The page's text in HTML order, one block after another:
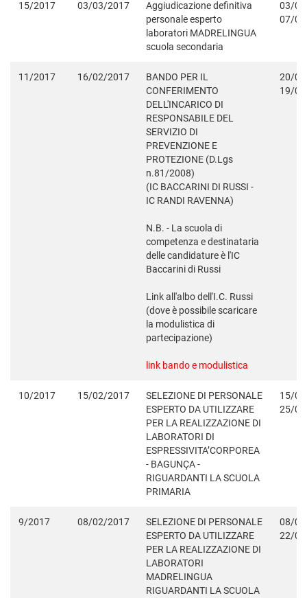
15/2017 03/03/2017
Aggiudicazione definitiva
personale esperto
laboratori MADRELINGUA
scuola secondaria
03/
07/
11/2017 16/02/2017
BANDO PER IL
CONFERIMENTO
DELL'INCARICO DI
RESPONSABILE DEL
SERVIZIO DI
PREVENZIONE E
PROTEZIONE (D.Lgs
n.81/2008)
(IC BACCARINI DI RUSSI -
IC RANDI RAVENNA)
N.B. - La scuola di
competenza e destinataria
delle candidature è l'IC
Baccarini di Russi
Link all'albo dell'I.C. Russi
(dove è possibile scaricare
la modulistica di
partecipazione)
link bando e modulistica
20/
19/
10/2017 15/02/2017
SELEZIONE DI PERSONALE
ESPERTO DA UTILIZZARE
PER LA REALIZZAZIONE DI
LABORATORI DI
ESPRESSIVITA’CORPOREA
- BAGUNÇA -
RIGUARDANTI LA SCUOLA
PRIMARIA
15/
25/
9/2017 08/02/2017
SELEZIONE DI PERSONALE
ESPERTO DA UTILIZZARE
PER LA REALIZZAZIONE DI
LABORATORI
MADRELINGUA
RIGUARDANTI LA SCUOLA
08/
22/